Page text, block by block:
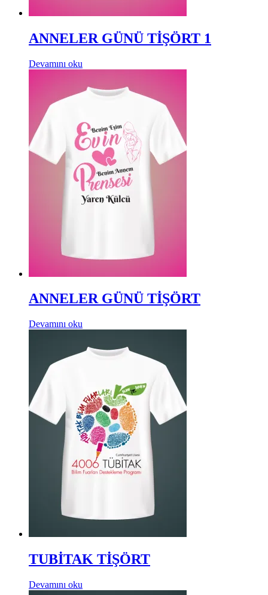
ANNELER GÜNÜ TİŞÖRT 1
Devamını oku
ANNELER GÜNÜ TİŞÖRT
Devamını oku
TUBİTAK TİŞÖRT
Devamını oku